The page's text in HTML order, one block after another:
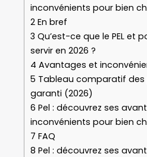
inconvénients pour bien
2 En bref
3 Qu’est-ce que le PEL et
servir en 2026 ?
4 Avantages et
5 Tableau comparatif
garanti (2026)
6 Pel : découvrez ses
inconvénients pour bien
7 FAQ
8 Pel : découvrez ses